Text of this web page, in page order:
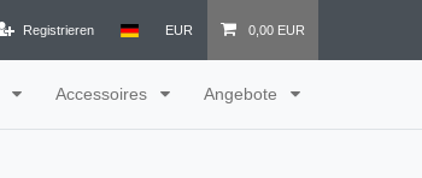
Registrieren EUR 0,00 EUR
Accessoires Angebote